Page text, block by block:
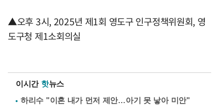
▲오후 3시, 2025년 제1회 영도구 인구정책위원회, 영
도구청 제1소회의실
이시간 핫뉴스
하리수 "이혼 내가 먼저 제안…아기 못 낳아 미안"